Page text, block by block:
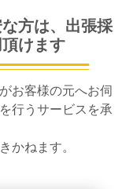
方は、出張採
けます
お客様の元へお伺
行うサービスを承
かねます。